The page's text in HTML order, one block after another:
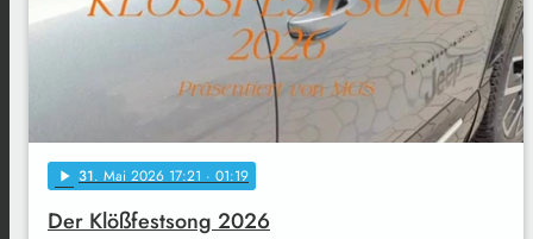
play_arrow 31. Mai 2026 17:21 · 01:19
Der Klößfestsong 2026